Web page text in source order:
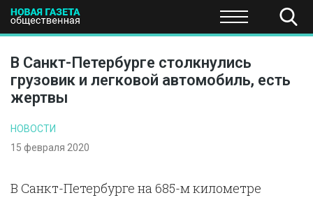
ПОЛИТИКА ЭКОНОМИКА НАУКА И
В Санкт-Петербурге столкнулись
грузовик и легковой автомобиль, есть
жертвы
НОВОСТИ
15 февраля 2020
В Санкт-Петербурге на 685-м километре